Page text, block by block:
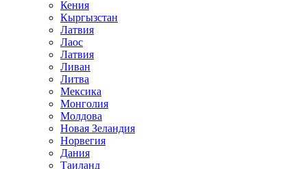
Кения
Кыргызстан
Латвия
Лаос
Латвия
Ливан
Литва
Мексика
Монголия
Молдова
Новая Зеландия
Норвегия
Дания
Таиланд